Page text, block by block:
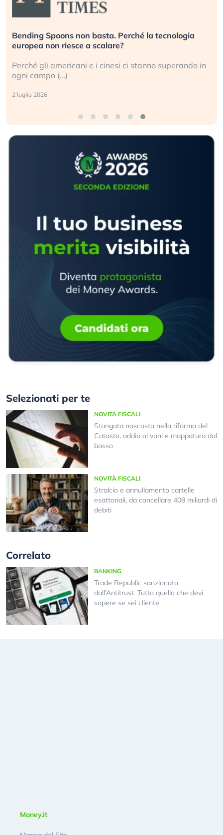
Bending Spoons non basta. Perché la tecnologia
europea non riesce a scalare?
Perché gli americani e i cinesi ci stanno superando in
ogni campo (…)
2 luglio 2026
Selezionati per te
NOVITÀ FISCALI
Stangata nascosta nella riforma del
Catasto, addio ai vani e mappatura dal
basso
NOVITÀ FISCALI
Stralcio e annullamento cartelle
esattoriali, da cancellare 408 miliardi di
debiti
Correlato
BANKING
Trade Republic sanzionata
dall’Antitrust. Tutto quello che devi
sapere se sei cliente
Money.it